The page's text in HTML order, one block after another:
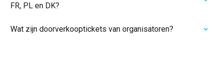
FR, PL en DK?
Wat zijn doorverkooptickets van organisatoren?